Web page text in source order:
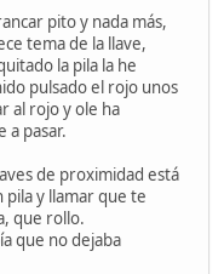
pito y nada más,
tema de la llave,
la pila la he
pulsado el rojo unos
al rojo y ole ha
a pasar.
de proximidad está
y llamar que te
que rollo.
que no dejaba